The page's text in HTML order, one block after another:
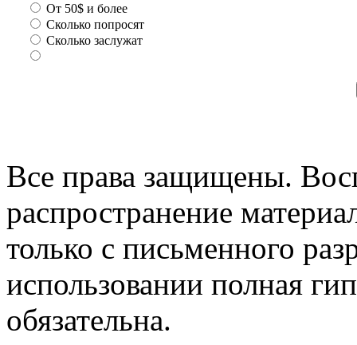
От 50$ и более
Сколько попросят
Сколько заслужат
Все права защищены.
распространение
только с письменного
использовании полная
обязательна.